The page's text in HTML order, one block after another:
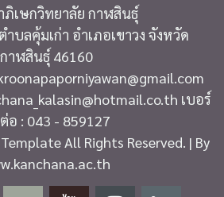
เษกวิทยาลัย กาฬสินธุ์
บลคุ้มเก่า อำเภอเขาวง จังหวัด
กาฬสินธุ์ 46160
เบอร์
อ : 043 - 859127
All Rights Reserved. | By